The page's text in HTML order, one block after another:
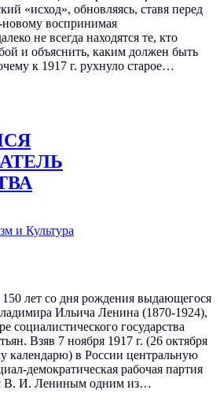
«исход», обновляясь, ставя перед
воспринимая
не всегда находятся те, кто
и объяснить, каким должен быть
к 1917 г. рухнуло старое…
и Культура
150 лет со дня рождения выдающегося
Ильича Ленина (1870-1924),
социалистического государства
Взяв 7 ноября 1917 г. (26 октября
календарю) в России центральную
демократическая рабочая партия
с В. И. Лениным одним из…